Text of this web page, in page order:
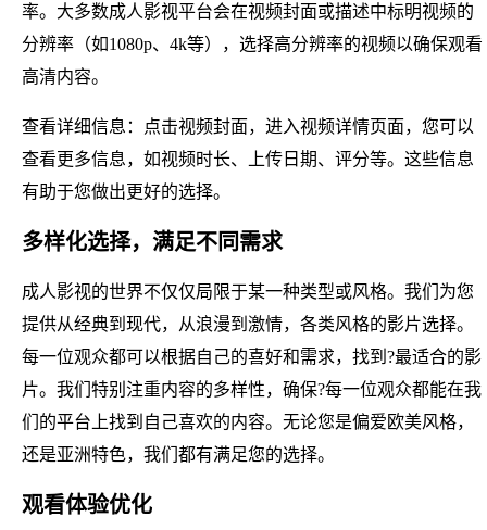
率。大多数成人影视平台会在视频封面或描述中标明视频的
分辨率（如1080p、4k等），选择高分辨率的视频以确保观看
高清内容。
查看详细信息：点击视频封面，进入视频详情页面，您可以
查看更多信息，如视频时长、上传日期、评分等。这些信息
有助于您做出更好的选择。
多样化选择，满足不同需求
成人影视的世界不仅仅局限于某一种类型或风格。我们为您
提供从经典到现代，从浪漫到激情，各类风格的影片选择。
每一位观众都可以根据自己的喜好和需求，找到?最适合的影
片。我们特别注重内容的多样性，确保?每一位观众都能在我
们的平台上找到自己喜欢的内容。无论您是偏爱欧美风格，
还是亚洲特色，我们都有满足您的选择。
观看体验优化